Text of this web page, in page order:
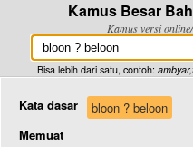
Kamus Besar
Kamus versi
Bisa lebih dari satu, contoh:
Kata dasar
bloon ? beloon
Memuat